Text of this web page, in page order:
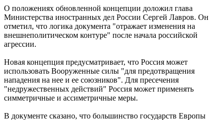
О положениях обновленной концепции доложил глава
Министерства иностранных дел России Сергей Лавров. Он
отметил, что логика документа "отражает изменения на
внешнеполитическом контуре" после начала российской
агрессии.
Новая концепция предусматривает, что Россия может
использовать Вооруженные силы "для предотвращения
нападения на нее и ее союзников". Для пресечения
"недружественных действий" Россия может применять
симметричные и ассиметричные меры.
В документе сказано, что большинство государств Европы